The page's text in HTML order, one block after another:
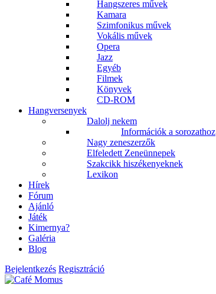
Hangszeres művek
Kamara
Szimfonikus művek
Vokális művek
Opera
Jazz
Egyéb
Filmek
Könyvek
CD-ROM
Hangversenyek
Dalolj nekem
Információk a sorozathoz
Nagy zeneszerzők
Elfeledett Zeneünnepek
Szakcikk hiszékenyeknek
Lexikon
Hírek
Fórum
Ajánló
Játék
Kimernya?
Galéria
Blog
Bejelentkezés Regisztráció